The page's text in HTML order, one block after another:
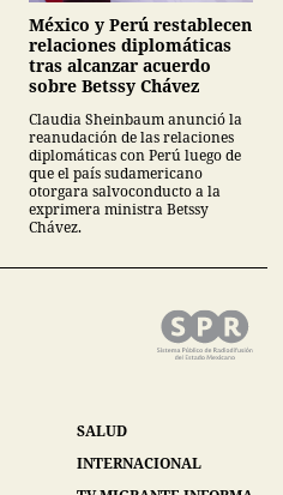
México y Perú restablecen
relaciones diplomáticas
tras alcanzar acuerdo
sobre Betssy Chávez
Claudia Sheinbaum anunció la
reanudación de las relaciones
diplomáticas con Perú luego de
que el país sudamericano
otorgara salvoconducto a la
exprimera ministra Betssy
Chávez.
SALUD
INTERNACIONAL